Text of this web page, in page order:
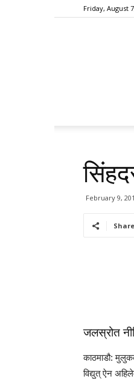
Friday, August
February 9,
Share
जलस्रोत
काठमाडौ:
विद्युत् ऐन